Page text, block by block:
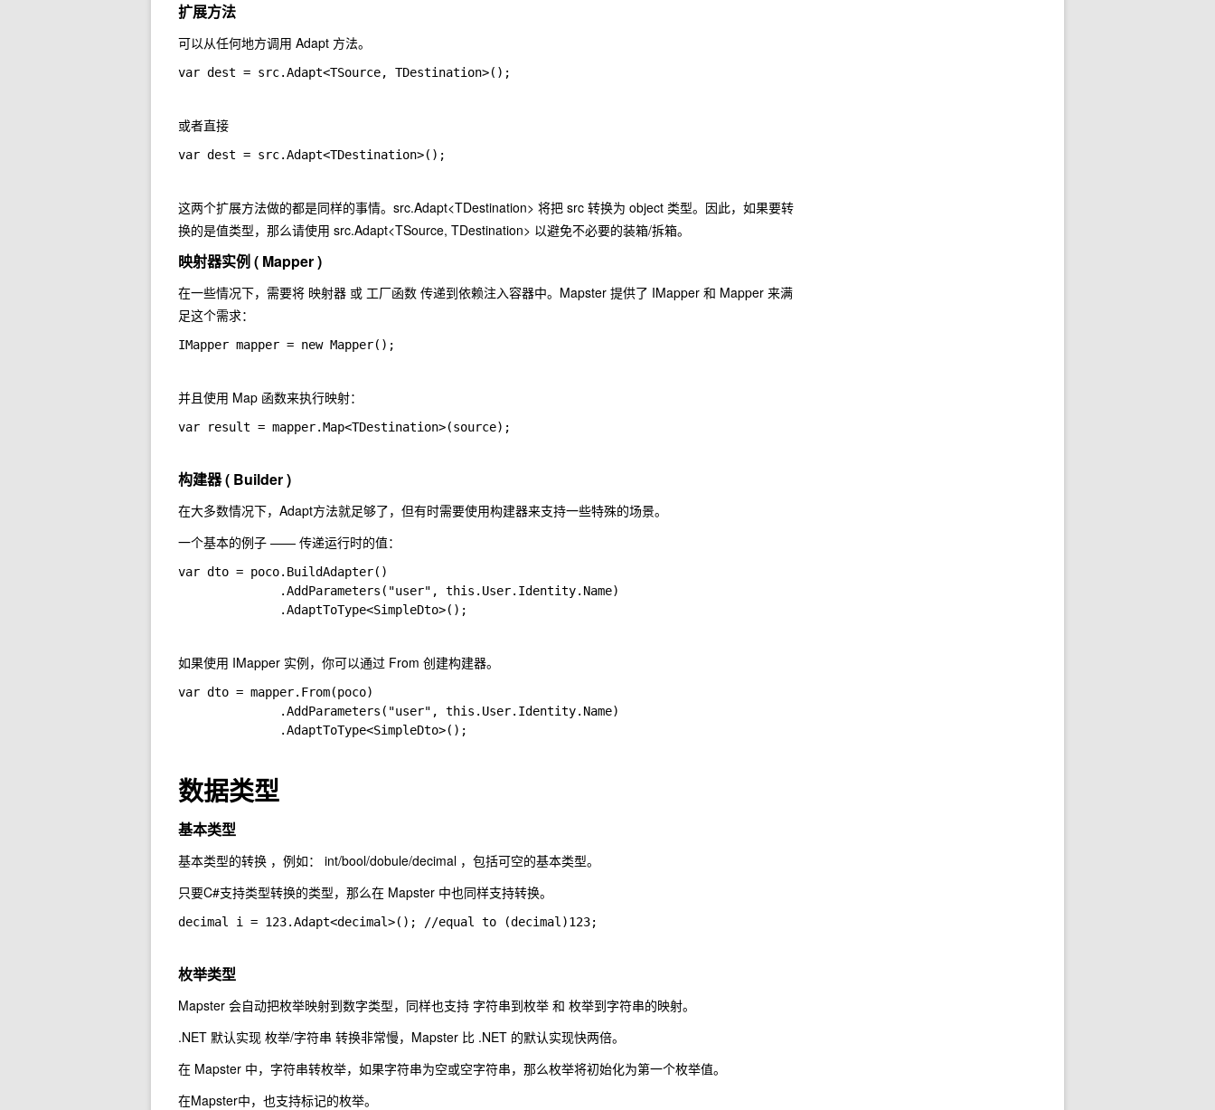
扩展方法
可以从任何地方调用 Adapt 方法。
var dest = src.Adapt<TSource, TDestination>();
或者直接
var dest = src.Adapt<TDestination>();
这两个扩展方法做的都是同样的事情。 src.Adapt<TDestination> 将把 src 转换为 object 类型。因此，如果要转
换的是值类型，那么请使用 src.Adapt<TSource, TDestination> 以避免不必要的装箱/拆箱。
映射器实例 ( Mapper )
在一些情况下，需要将 映射器 或 工厂函数 传递到依赖注入容器中。Mapster 提供了 IMapper 和 Mapper 来满
足这个需求：
IMapper mapper = new Mapper();
并且使用 Map 函数来执行映射：
var result = mapper.Map<TDestination>(source);
构建器 ( Builder )
在大多数情况下， Adapt方法就足够了，但有时需要使用构建器来支持一些特殊的场景。
一个基本的例子 —— 传递运行时的值：
var dto = poco.BuildAdapter()
              .AddParameters("user", this.User.Identity.Name)
              .AdaptToType<SimpleDto>();
如果使用 IMapper 实例，你可以通过 From 创建构建器。
var dto = mapper.From(poco)
              .AddParameters("user", this.User.Identity.Name)
              .AdaptToType<SimpleDto>();
数据类型
基本类型
基本类型的转换 ，例如： int/bool/dobule/decimal ，包括可空的基本类型。
只要C#支持类型转换的类型，那么在 Mapster 中也同样支持转换。
decimal i = 123.Adapt<decimal>(); //equal to (decimal)123;
枚举类型
Mapster 会自动把枚举映射到数字类型，同样也支持 字符串到枚举 和 枚举到字符串的映射。
.NET 默认实现 枚举/字符串 转换非常慢，Mapster 比 .NET 的默认实现快两倍。
在 Mapster 中，字符串转枚举，如果字符串为空或空字符串，那么枚举将初始化为第一个枚举值。
在Mapster中，也支持标记的枚举。